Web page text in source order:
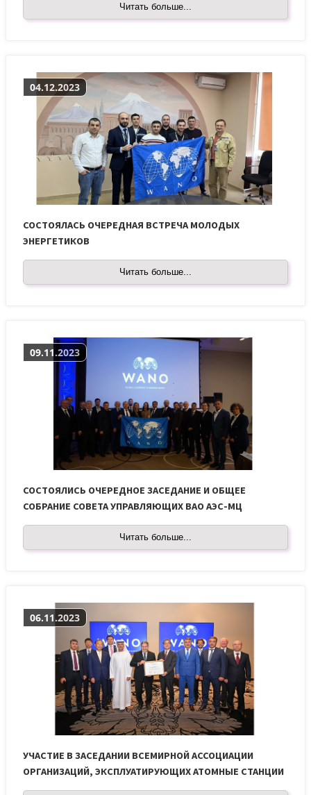
Читать больше...
04.12.2023
СОСТОЯЛАСЬ ОЧЕРЕДНАЯ ВСТРЕЧА МОЛОДЫХ
ЭНЕРГЕТИКОВ
Читать больше...
09.11.2023
СОСТОЯЛИСЬ ОЧЕРЕДНОЕ ЗАСЕДАНИЕ И ОБЩЕЕ
СОБРАНИЕ СОВЕТА УПРАВЛЯЮЩИХ ВАО АЭС-МЦ
Читать больше...
06.11.2023
УЧАСТИЕ В ЗАСЕДАНИИ ВСЕМИРНОЙ АССОЦИАЦИИ
ОРГАНИЗАЦИЙ, ЭКСПЛУАТИРУЮЩИХ АТОМНЫЕ СТАНЦИИ